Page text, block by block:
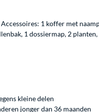
1 koffer met
1 dossiermap, 2
kleine delen
jonger dan 36 maanden